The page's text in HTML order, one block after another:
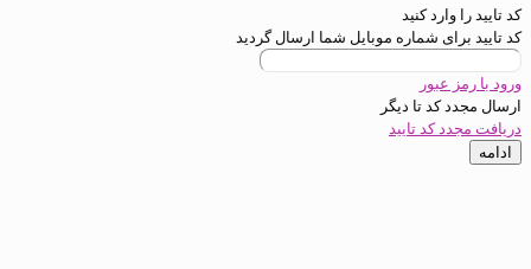
موبایل شما ارسال گردید